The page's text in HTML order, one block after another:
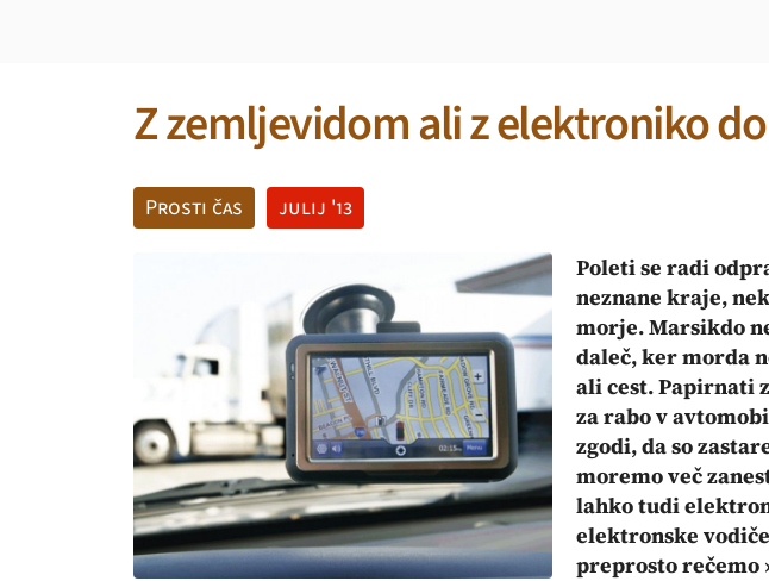
Z zemljevidom ali z elektroniko
Prosti čas
julij '13
Poleti se radi
neznane kraje,
morje. Marsikdo
daleč, ker morda
ali cest. Papirnati
za rabo v
zgodi, da so
moremo več
lahko tudi
elektronske
preprosto rečemo